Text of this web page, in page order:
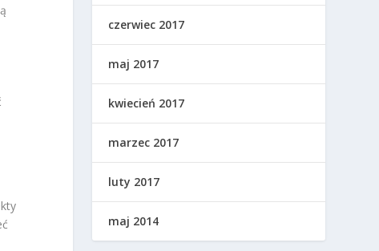
czerwiec 2017
maj 2017
kwiecień 2017
marzec 2017
luty 2017
maj 2014